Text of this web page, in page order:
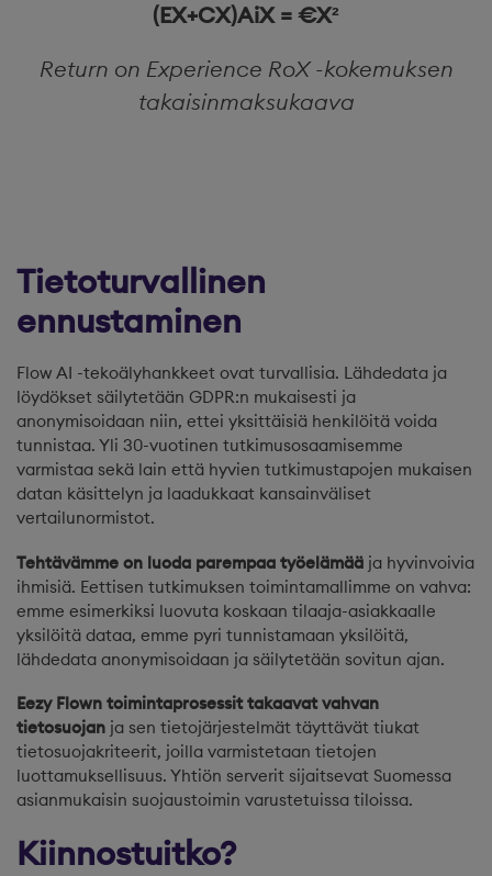
(EX+CX)AiX = €X²
Return on Experience RoX -kokemuksen
takaisinmaksukaava
Tietoturvallinen
ennustaminen
Flow AI -tekoälyhankkeet ovat turvallisia. Lähdedata ja
löydökset säilytetään GDPR:n mukaisesti ja
anonymisoidaan niin, ettei yksittäisiä henkilöitä voida
tunnistaa. Yli 30-vuotinen tutkimusosaamisemme
varmistaa sekä lain että hyvien tutkimustapojen mukaisen
datan käsittelyn ja laadukkaat kansainväliset
vertailunormistot.
Tehtävämme on luoda parempaa työelämää ja hyvinvoivia
ihmisiä. Eettisen tutkimuksen toimintamallimme on vahva:
emme esimerkiksi luovuta koskaan tilaaja-asiakkaalle
yksilöitä dataa, emme pyri tunnistamaan yksilöitä,
lähdedata anonymisoidaan ja säilytetään sovitun ajan.
Eezy Flown toimintaprosessit takaavat vahvan
tietosuojan ja sen tietojärjestelmät täyttävät tiukat
tietosuojakriteerit, joilla varmistetaan tietojen
luottamuksellisuus. Yhtiön serverit sijaitsevat Suomessa
asianmukaisin suojaustoimin varustetuissa tiloissa.
Kiinnostuitko?